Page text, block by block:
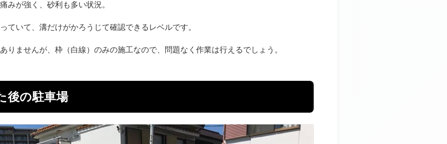
みが強く、砂利も多い状況。
ていて、溝だけがかろうじて確認できるレベルです。
りませんが、枠（白線）のみの施工なので、問題なく作業は行えるでしょう。
後の駐車場